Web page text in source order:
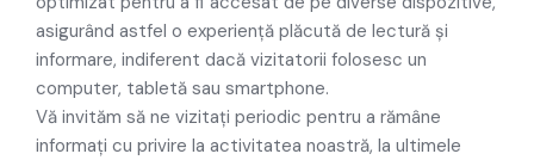
asigurând astfel o experiență plăcută de lectură și
informare, indiferent dacă vizitatorii folosesc un
computer, tabletă sau smartphone.
Vă invităm să ne vizitați periodic pentru a rămâne
informați cu privire la activitatea noastră, la ultimele